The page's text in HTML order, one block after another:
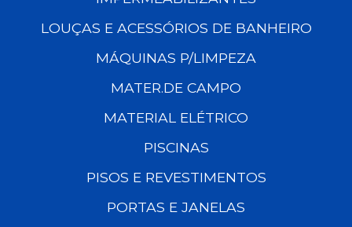
LOUÇAS E ACESSÓRIOS DE BANHEIRO
MÁQUINAS P/LIMPEZA
MATER.DE CAMPO
MATERIAL ELÉTRICO
PISCINAS
PISOS E REVESTIMENTOS
PORTAS E JANELAS